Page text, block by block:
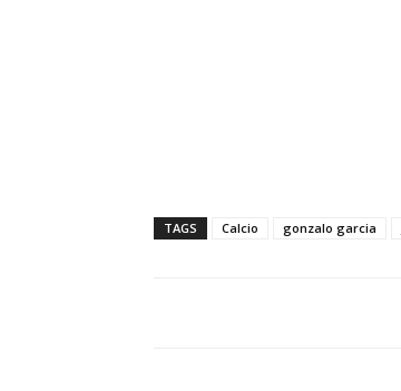
TAGS Calcio gonzalo garcia